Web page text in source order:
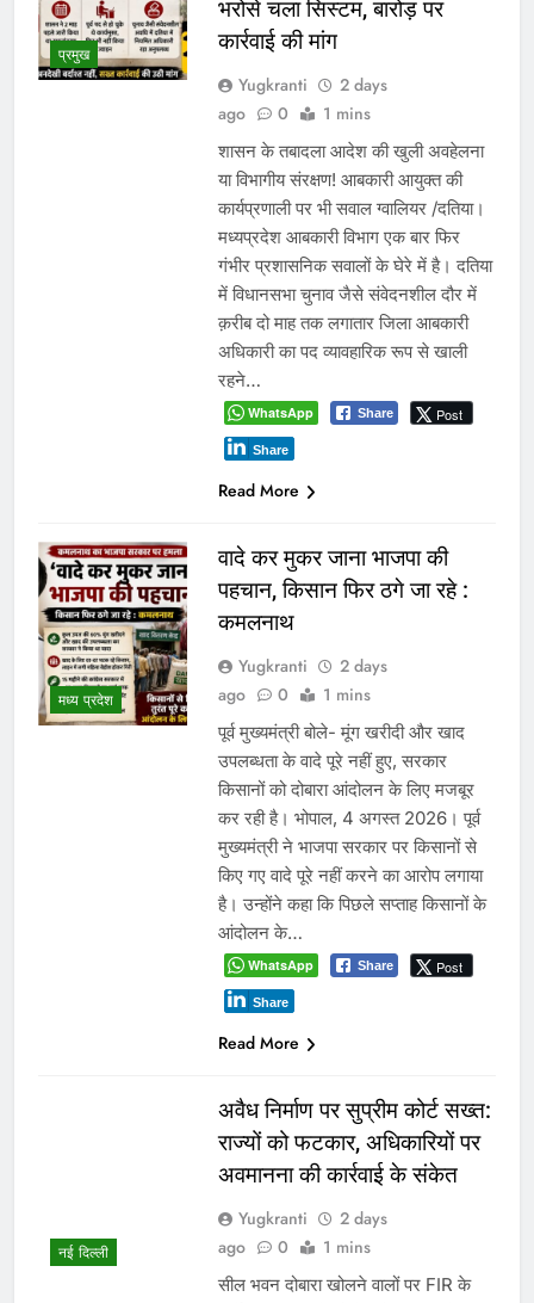
Read More
रीवा के कमिश्नर का अनूठा नवाचार:
हर विद्यार्थी को मिलेगा करियर
मार्गदर्शन, शिक्षा व्यवस्था में बदलाव
की नई पहल
Yugkranti
2 days
ago
1 mins
“लक्ष्य तय करें, डर नहीं आत्मविश्वास पालें”—
कमिश्नर शीलेन्द्र सिंह का विद्यार्थियों और
शिक्षकों को प्रेरक संदेश भोपाल। रीवा संभाग
में शिक्षा की गुणवत्ता सुधारने और विद्यार्थियों को
समय रहते सही करियर दिशा देने के उद्देश्य से
संभागायुक्त शीलेन्द्र सिंह ने एक अभिनव पहल
शुरू की है। इस नवाचार के तहत संभाग के
शिक्षकों को देश…
Share
Read More
इंदौर में किसके संरक्षण में चल रहा
आबकारी सिंडिकेट?
Yugkranti
3 days
ago
0 1 mins
ट्रांसफर आदेश ठंडे बस्ते में, अवैध शराब
कारोबार पर भी सवाल भोपाल-इंदौर 4 जुलाई
2026। एक ओर मध्य प्रदेश के मुख्यमंत्री
डॉ. मोहन यादव का गृह नगर उज्जैन प्रदेश
का पहला ऐसा बड़ा शहर बन चुका है, जहां
शराब की दुकानों को पूरी तरह समाप्त कर दिया
गया है। वहीं दूसरी ओर मुख्यमंत्री के
प्रभार…
WhatsApp
Read More
शासन के तबादला आदेश को इंदौर में
चुनौती? डेढ़ महीने बाद भी पांच
आबकारी अधिकारी पुराने पदों पर
जमे